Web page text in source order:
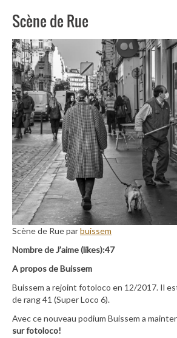
Scène de Rue
Scène de Rue parbuissem
Nombre de J’aime (likes):47
A propos de Buissem
Buissem a rejoint fotoloco en 12/2017. Il
de rang 41 (Super Loco 6).
Avec ce nouveau podium Buissem a
sur fotoloco!